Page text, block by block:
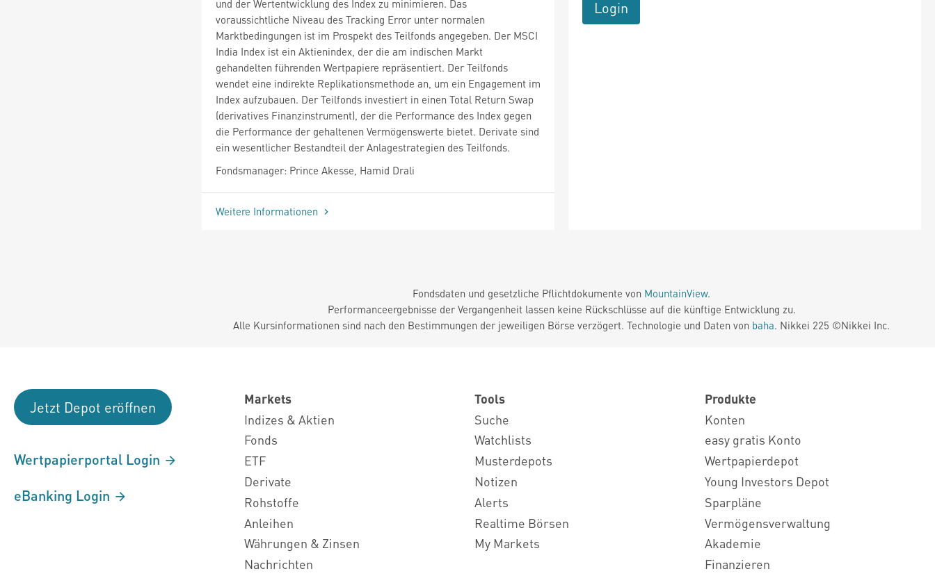
und der Wertentwicklung des Index zu minimieren. Das
voraussichtliche Niveau des Tracking Error unter normalen
Marktbedingungen ist im Prospekt des Teilfonds angegeben. Der MSCI
India Index ist ein Aktienindex, der die am indischen Markt
gehandelten führenden Wertpapiere repräsentiert. Der Teilfonds
wendet eine indirekte Replikationsmethode an, um ein Engagement im
Index aufzubauen. Der Teilfonds investiert in einen Total Return Swap
(derivatives Finanzinstrument), der die Performance des Index gegen
die Performance der gehaltenen Vermögenswerte bietet. Derivate sind
ein wesentlicher Bestandteil der Anlagestrategien des Teilfonds.
Fondsmanager: Prince Akesse, Hamid Drali
Weitere Informationen
Login
Fondsdaten und gesetzliche Pflichtdokumente von MountainView.
Performanceergebnisse der Vergangenheit lassen keine Rückschlüsse auf die künftige Entwicklung zu.
Alle Kursinformationen sind nach den Bestimmungen der jeweiligen Börse verzögert. Technologie und Daten von baha. Nikkei 225 ©Nikkei Inc.
Jetzt Depot eröffnen
Wertpapierportal Login
eBanking Login
Markets
Indizes & Aktien
Fonds
ETF
Derivate
Rohstoffe
Anleihen
Währungen & Zinsen
Nachrichten
Tools
Suche
Watchlists
Musterdepots
Notizen
Alerts
Realtime Börsen
My Markets
Produkte
Konten
easy gratis Konto
Wertpapierdepot
Young Investors Depot
Sparpläne
Vermögensverwaltung
Akademie
Finanzieren